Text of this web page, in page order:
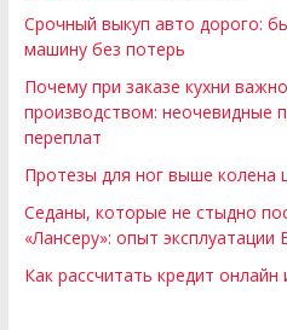
Срочный выкуп авто дорого:
машину без потерь
Почему при заказе кухни
производством: неочевидные
переплат
Протезы для ног выше колена
Седаны, которые не стыдно
«Лансеру»: опыт эксплуатации
Как рассчитать кредит